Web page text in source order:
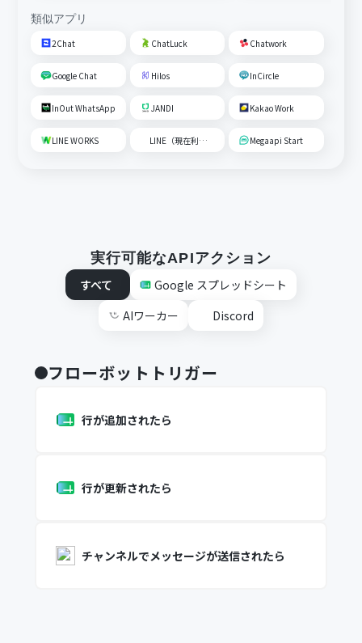
類似アプリ
2Chat ChatLuck Chatwork
Google Chat Hilos InCircle
InOut WhatsApp JANDI Kakao Work
LINE WORKS LINE（現在利用不可） Megaapi Start
実行可能なAPIアクション
すべて
Google スプレッドシート
AIワーカー
Discord
フローボットトリガー
行が追加されたら
行が更新されたら
チャンネルでメッセージが送信されたら